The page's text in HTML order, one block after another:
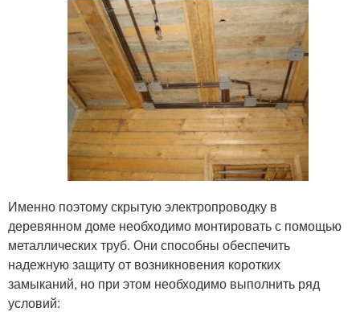
Именно поэтому скрытую электропроводку в
деревянном доме необходимо монтировать с помощью
металлических труб. Они способны обеспечить
надежную защиту от возникновения коротких
замыканий, но при этом необходимо выполнить ряд
условий: